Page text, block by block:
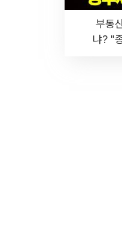
부동
냐? "